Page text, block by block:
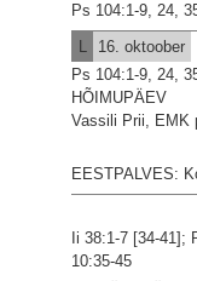
Ps 104:1-9, 24,
16. oktoober
Ps 104:1-9, 24,
HÕIMUPÄEV
Vassili Prii, EMK
EESTPALVES:
Ii 38:1-7 [34-41];
10:35-45